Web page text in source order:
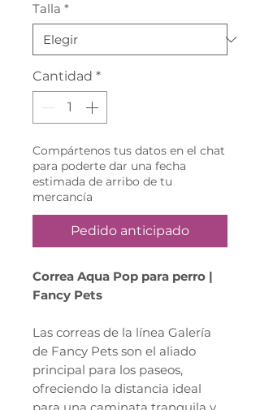
oferta
Talla *
Cantidad *
Compártenos tus datos en el chat
para poderte dar una fecha
estimada de arribo de tu
mercancía
Pedido anticipado
Correa Aqua Pop para perro |
Fancy Pets
Las correas de la línea Galería
de Fancy Pets son el aliado
principal para los paseos,
ofreciendo la distancia ideal